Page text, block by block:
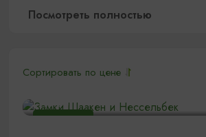
Посмотреть полностью
Сортировать по цене
1800₽
Замки Шаакен и Нессельбек
10:00